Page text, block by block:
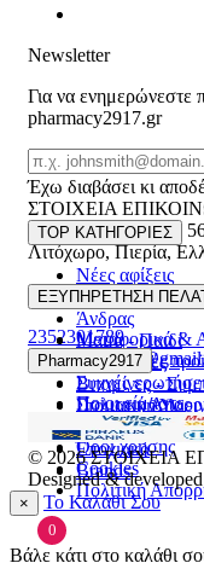
Newsletter
Για να ενημερώνεστε
pharmacy2917.gr
Email
Έχω διαβάσει κι
ΣΤΟΙΧΕΙΑ
Βασ. Κωνσταντίνου
Λιτόχωρο,Πιερία,
ΓΕΜΗ:165892448000
2352301789
TOP ΚΑΤΗΓΟΡΙΕΣ
Νέες αφίξεις
Γυναίκα
Άνδρας
Μαμά - Παιδί
Προσφορές
Βιταμίνες -
Στοματική
Πρόσωπο
Εποχιακά
Brands
ΕΞΥΠΗΡΕΤΗΣΗ
Μεταφορικά &
Επιστροφές
Συχνές
Πολιτική
Pharmacy2917
Ποιοι είμαστε
Επικοινωνία
Όροι χρήσης
Cookies
Πολιτική
© 2026ΣΤΟΙΧΕΙΑ
Designed &
× Το Καλάθι Σου
0
Βάλε κάτι στο καλάθι